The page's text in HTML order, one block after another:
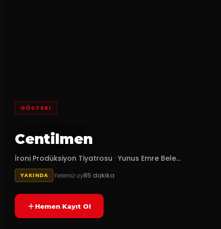
GÖSTERI
Centilmen
İroni Prodüksiyon Tiyatrosu · Yunus Emre Bele...
YAKINDA Yetersiz oy85 dakika
Hemen Kayıt Ol